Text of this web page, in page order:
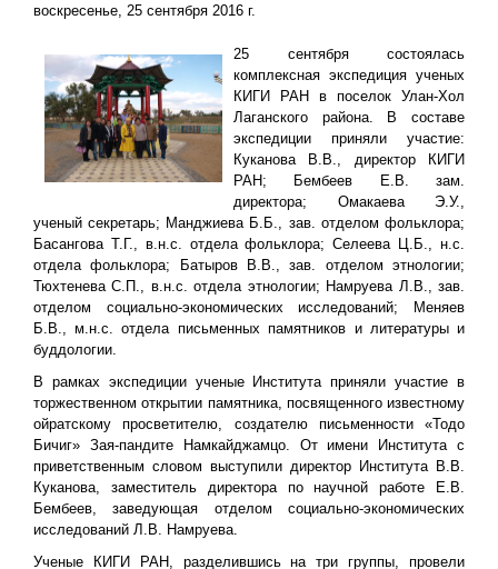
воскресенье, 25 сентября 2016 г.
25 сентября состоялась
комплексная экспедиция ученых
КИГИ РАН в поселок Улан-Хол
Лаганского района. В составе
экспедиции приняли участие:
Куканова В.В., директор КИГИ
РАН; Бембеев Е.В. зам.
директора; Омакаева Э.У.,
ученый секретарь; Манджиева Б.Б., зав. отделом фольклора;
Басангова Т.Г., в.н.с. отдела фольклора; Селеева Ц.Б., н.с.
отдела фольклора; Батыров В.В., зав. отделом этнологии;
Тюхтенева С.П., в.н.с. отдела этнологии; Намруева Л.В., зав.
отделом социально-экономических исследований; Меняев
Б.В., м.н.с. отдела письменных памятников и литературы и
буддологии.
В рамках экспедиции ученые Института приняли участие в
торжественном открытии памятника, посвященного известному
ойратскому просветителю, создателю письменности «Тодо
Бичиг» Зая-пандите Намкайджамцо. От имени Института с
приветственным словом выступили директор Института В.В.
Куканова, заместитель директора по научной работе Е.В.
Бембеев, заведующая отделом социально-экономических
исследований Л.В. Намруева.
Ученые КИГИ РАН, разделившись на три группы, провели